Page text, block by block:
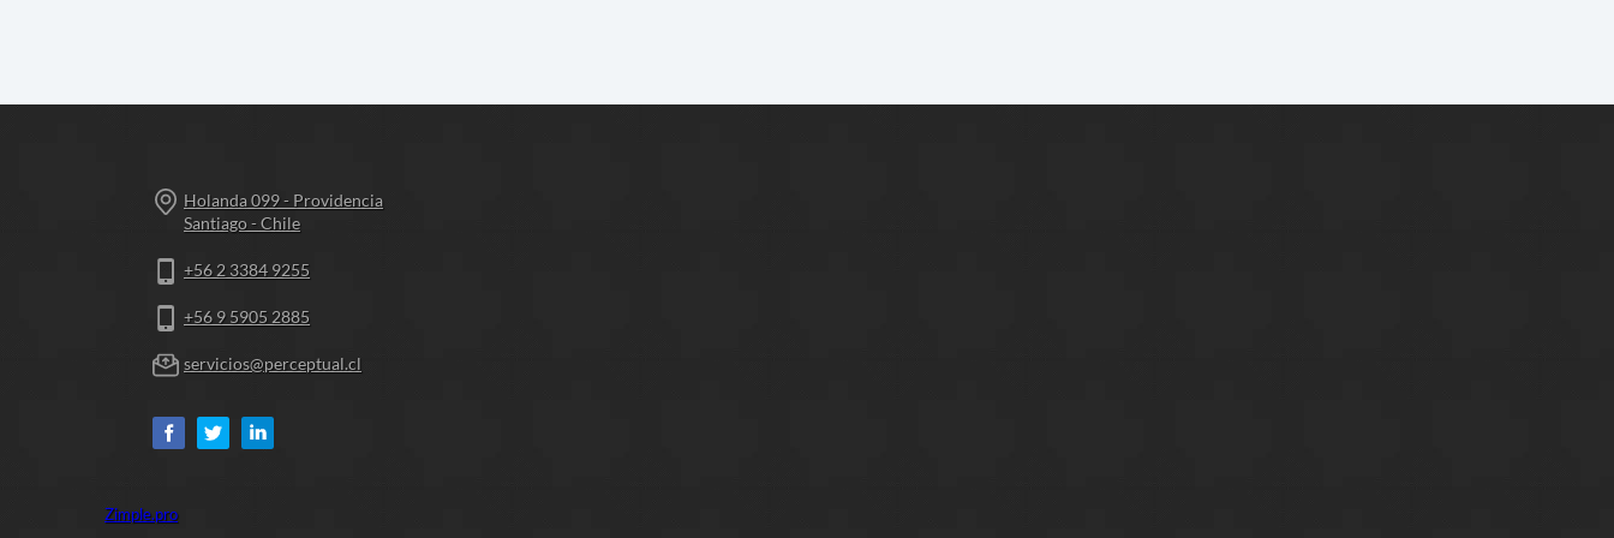
Holanda 099 - Providencia
Santiago - Chile
+56 2 3384 9255
+56 9 5905 2885
servicios@perceptual.cl
Zimple.pro